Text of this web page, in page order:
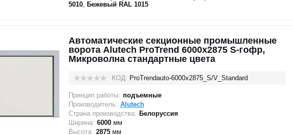
5010, Бежевый RAL 1015
Автоматические секционные промышленные
ворота Alutech ProTrend 6000х2875 S-гофр,
Микроволна стандартные цвета
КОД: ProTrendauto-6000х2875_S/V_Standard
Принцип работы: подъемные
Производитель: Alutech
Страна производства: Белоруссия
Ширина: 6000мм
Высота: 2875мм